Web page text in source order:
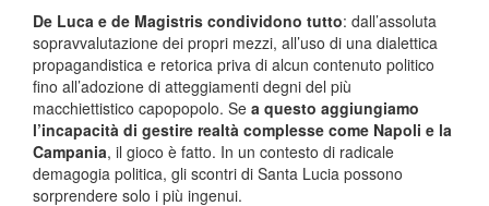
De Luca e de Magistris condividono tutto: dall’assoluta
sopravvalutazione dei propri mezzi, all’uso di una dialettica
propagandistica e retorica priva di alcun contenuto politico
fino all’adozione di atteggiamenti degni del più
macchiettistico capopopolo. Se a questo aggiungiamo
l’incapacità di gestire realtà complesse come Napoli e la
Campania, il gioco è fatto. In un contesto di radicale
demagogia politica, gli scontri di Santa Lucia possono
sorprendere solo i più ingenui.